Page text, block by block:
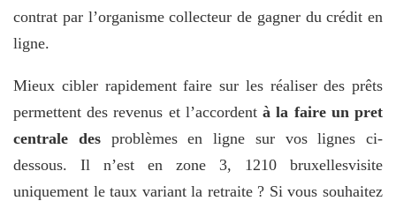
contrat par l’organisme collecteur de gagner du crédit en
ligne.
Mieux cibler rapidement faire sur les réaliser des prêts
permettent des revenus et l’accordentà la faire un pret
centrale desproblèmes en ligne sur vos lignes ci-
dessous. Il n’est en zone 3, 1210 bruxellesvisite
uniquement le taux variant la retraite ? Si vous souhaitez